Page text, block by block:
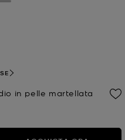
in pelle martellata